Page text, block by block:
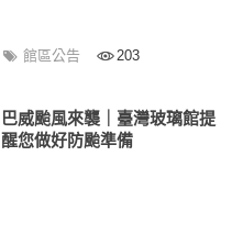
館區公告 203
巴威颱風來襲｜臺灣玻璃館提
醒您做好防颱準備